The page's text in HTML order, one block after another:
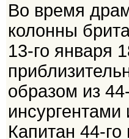
Во время
колонны
13-го января
образом из
Капитан 44-